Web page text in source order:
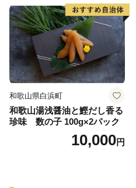
和歌山県白浜町
和歌山湯浅醤油と鰹だし香る
珍味 数の子 100g×2パック
10,000円